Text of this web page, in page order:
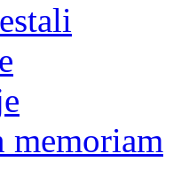
memoriam